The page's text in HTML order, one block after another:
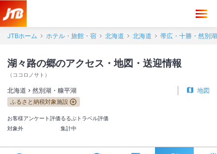
JTBホーム ホテル・旅館・宿 北海道 北海道 帯広・十勝・然別
湖々路の郷のアクセス・地図・送迎情報
（ ココロノサト ）
北海道 然別湖・糠平湖 地図
ふるさと納税対象施設
お客様アンケート評価
対象外
るるぶトラベル評価
集計中